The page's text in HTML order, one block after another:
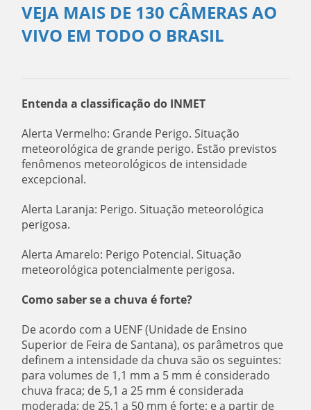
VEJA MAIS DE 130 CÂMERAS AO
VIVO EM TODO O BRASIL
Entenda a classificação do INMET
Alerta Vermelho: Grande Perigo. Situação
meteorológica de grande perigo. Estão previstos
fenômenos meteorológicos de intensidade
excepcional.
Alerta Laranja: Perigo. Situação meteorológica
perigosa.
Alerta Amarelo: Perigo Potencial. Situação
meteorológica potencialmente perigosa.
Como saber se a chuva é forte?
De acordo com a UENF (Unidade de Ensino
Superior de Feira de Santana), os parâmetros que
definem a intensidade da chuva são os seguintes:
para volumes de 1,1 mm a 5 mm é considerado
chuva fraca; de 5,1 a 25 mm é considerada
moderada; de 25,1 a 50 mm é forte; e a partir de